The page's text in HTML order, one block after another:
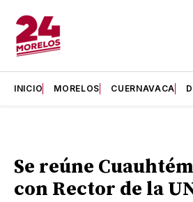
INICIO MORELOS CUERNAVACA
Se reúne
con Rector de la